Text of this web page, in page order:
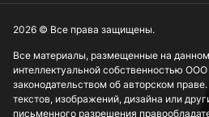
Все материалы, размещенные на
интеллектуальной собственностью
законодательством об авторском
текстов, изображений, дизайна или
письменного разрешения
2026 © Все права защищены.